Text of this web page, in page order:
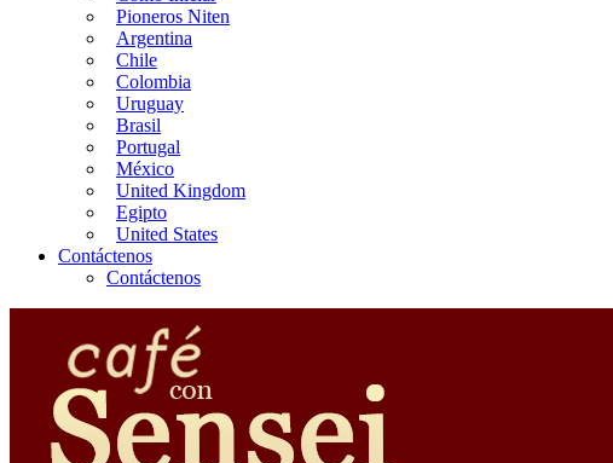
Pioneros Niten
Argentina
Chile
Colombia
Uruguay
Brasil
Portugal
México
United Kingdom
Egipto
United States
Contáctenos
Contáctenos